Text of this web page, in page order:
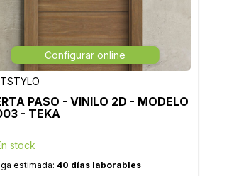
Configurar online
PASO - VINILO 2D - MODELO
- TEKA
stock
estimada: 40 días laborables